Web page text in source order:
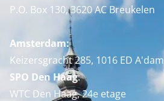
P.O. Box 130, 3620 AC Breukelen
Amsterdam:
Keizersgracht 285, 1016 ED A'dam
SPO Den Haag:
WTC Den Haag, 24e etage